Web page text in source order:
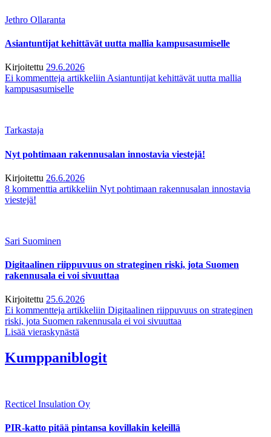
Jethro Ollaranta
Asiantuntijat kehittävät uutta mallia kampusasumiselle
Kirjoitettu 29.6.2026
Ei kommentteja artikkeliin Asiantuntijat kehittävät uutta mallia
kampusasumiselle
Tarkastaja
Nyt pohtimaan rakennusalan innostavia viestejä!
Kirjoitettu 26.6.2026
8 kommenttia artikkeliin Nyt pohtimaan rakennusalan innostavia
viestejä!
Sari Suominen
Digitaalinen riippuvuus on strateginen riski, jota Suomen
rakennusala ei voi sivuuttaa
Kirjoitettu 25.6.2026
Ei kommentteja artikkeliin Digitaalinen riippuvuus on strateginen
riski, jota Suomen rakennusala ei voi sivuuttaa
Lisää vieraskynästä
Kumppaniblogit
Recticel Insulation Oy
PIR-katto pitää pintansa kovillakin keleillä